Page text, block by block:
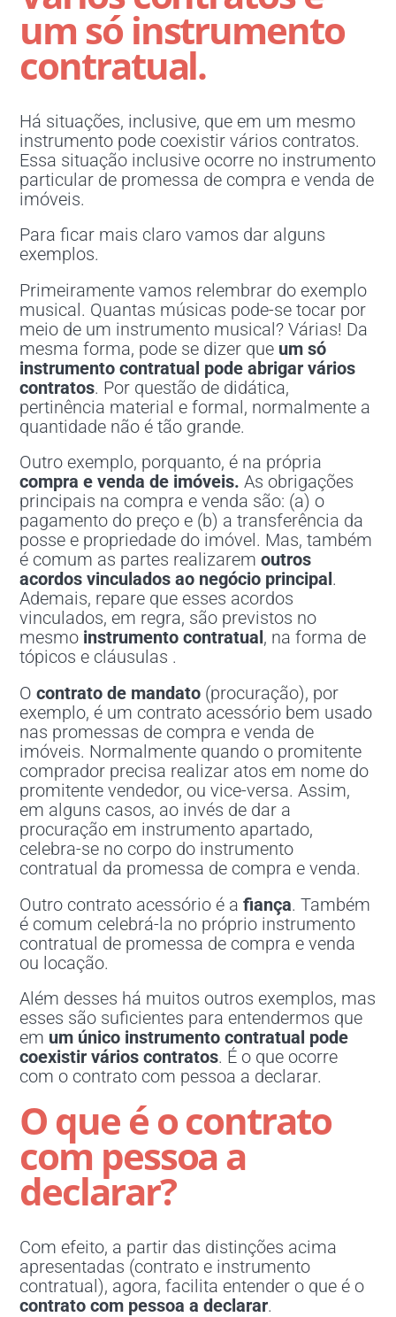
um só instrumento
contratual.
Há situações, inclusive, que em um mesmo
instrumento pode coexistir vários contratos.
Essa situação inclusive ocorre no instrumento
particular de promessa de compra e venda de
imóveis.
Para ficar mais claro vamos dar alguns
exemplos.
Primeiramente vamos relembrar do exemplo
musical. Quantas músicas pode-se tocar por
meio de um instrumento musical? Várias! Da
mesma forma, pode se dizer que um só
instrumento contratual pode abrigar vários
contratos. Por questão de didática,
pertinência material e formal, normalmente a
quantidade não é tão grande.
Outro exemplo, porquanto, é na própria
compra e venda de imóveis.As obrigações
principais na compra e venda são: (a) o
pagamento do preço e (b) a transferência da
posse e propriedade do imóvel. Mas, também
é comum as partes realizaremoutros
acordos vinculados ao negócio principal .
Ademais, repare que esses acordos
vinculados, em regra, são previstos no
mesmo instrumento contratual , na forma de
tópicos e cláusulas .
Ocontrato de mandato (procuração), por
exemplo, é um contrato acessório bem usado
nas promessas de compra e venda de
imóveis. Normalmente quando o promitente
comprador precisa realizar atos em nome do
promitente vendedor, ou vice-versa. Assim,
em alguns casos, ao invés de dar a
procuração em instrumento apartado,
celebra-se no corpo do instrumento
contratual da promessa de compra e venda.
Outro contrato acessório é afiança. Também
é comum celebrá-la no próprio instrumento
contratual de promessa de compra e venda
ou locação.
Além desses há muitos outros exemplos, mas
esses são suficientes para entendermos que
em um único instrumento contratual pode
coexistir vários contratos. É o que ocorre
com o contrato com pessoa a declarar.
O que é o contrato
com pessoa a
declarar?
Com efeito, a partir das distinções acima
apresentadas (contrato e instrumento
contratual), agora, facilita entender o que é o
contrato com pessoa a declarar.